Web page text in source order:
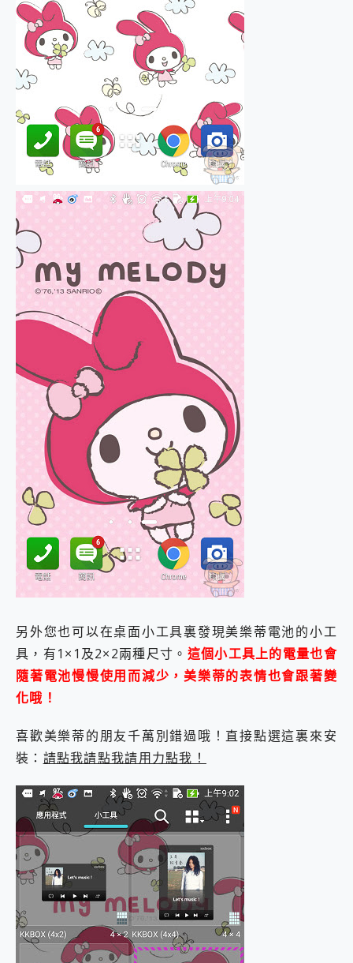
另外您也可以在桌面小工具裏發現美樂蒂電池的小工
具，有1×1及2×2兩種尺寸。 這個小工具上的電量也會
隨著電池慢慢使用而減少，美樂蒂的表情也會跟著變
化哦！
喜歡美樂蒂的朋友千萬別錯過哦！直接點選這裏來安
裝： 請點我請點我請用力點我！